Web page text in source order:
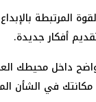
المرتبطة
أفكار جديدة.
واضح داخل محيطك
في الشأن